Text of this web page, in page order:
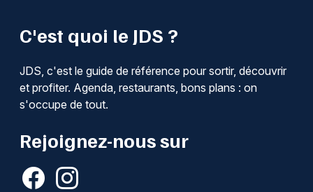
C'est quoi le JDS ?
JDS, c'est le guide de référence pour sortir, découvrir
et profiter. Agenda, restaurants, bons plans : on
s'occupe de tout.
Rejoignez-nous sur